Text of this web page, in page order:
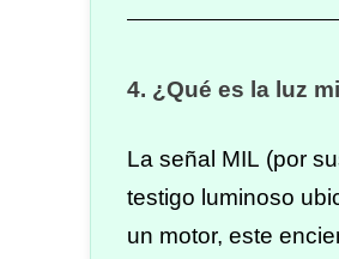
4. ¿Qué es la luz
La señal MIL (por
testigo luminoso
un motor, este